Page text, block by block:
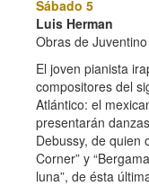
Sábado 5
Luis Herman
Obras de
El joven pianista
compositores del
Atlántico: el
presentarán
Debussy, de quien
Corner” y
luna”, de ésta